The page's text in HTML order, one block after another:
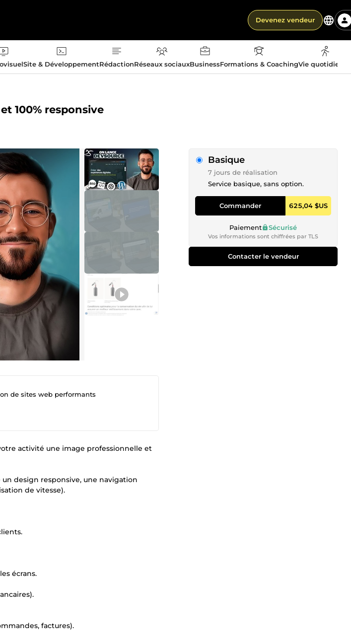
Devenez vendeur
Site & DéveloppementRédactionRéseaux sociauxBusinessFormations & CoachingVie
100% responsive
de sites web performants
activité une image professionnelle et
design responsive, une navigation
de vitesse).
écrans.
factures).
Basique
7 jours de réalisation
Service basique, sans option.
Commander 625,04 $US
Paiement Sécurisé
Vos informations sont chiffrées par TLS
Contacter le vendeur